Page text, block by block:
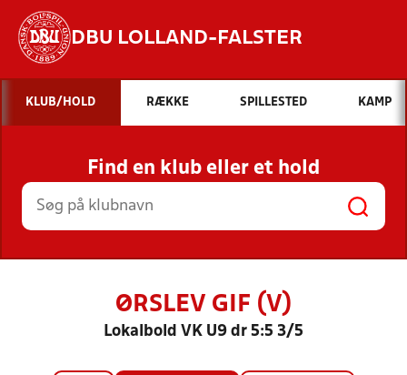
DBU LOLLAND-FALSTER
Hvad vil du søge efter?
INDHOLD OG NYHEDER
STILLINGER, RESULTATER, KLUBBER OG
HOLD
KLUB/HOLD RÆKKE SPILLESTED KAMP
Find en klub eller et hold
ØRSLEV GIF (V)
Lokalbold VK U9 dr 5:5 3/5